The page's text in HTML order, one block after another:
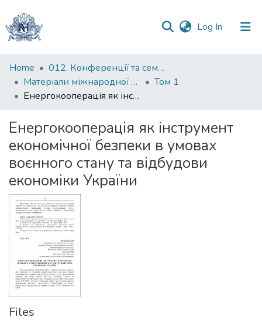
Log In (current)
Communities
&
Collections
Statistics
Home
012. Конференції та семінари НаУКМА
Матеріали міжнародної науково-практичної конференції "Менеджмент та маркетинг як фактори розвитку бізнесу в умовах економіки відновлення", 18-19 квітня 2023 р.
Том 1
Енергокооперація як інструмент економічної безпеки в умовах воєнного стану та відбудови економіки України
Енергокооперація як інструмент
економічної безпеки в умовах
воєнного стану та відбудови
економіки України
Files